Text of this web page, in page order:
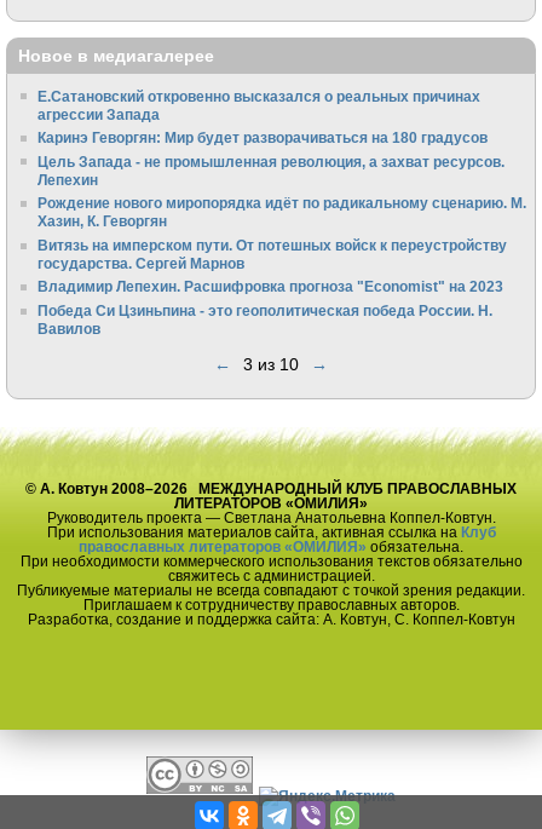
Новое в медиагалерее
Е.Сатановский откровенно высказался о реальных причинах
агрессии Запада
Каринэ Геворгян: Мир будет разворачиваться на 180 градусов
Цель Запада - не промышленная революция, а захват ресурсов.
Лепехин
Рождение нового миропорядка идёт по радикальному сценарию. М.
Хазин, К. Геворгян
Витязь на имперском пути. От потешных войск к переустройству
государства. Сергей Марнов
Владимир Лепехин. Расшифровка прогноза "Economist" на 2023
Победа Си Цзиньпина - это геополитическая победа России. Н.
Вавилов
← 3 из 10 →
© А. Ковтун 2008–2026 МЕЖДУНАРОДНЫЙ КЛУБ ПРАВОСЛАВНЫХ
ЛИТЕРАТОРОВ «ОМИЛИЯ»
Руководитель проекта — Светлана Анатольевна Коппел-Ковтун.
При использования материалов сайта, активная ссылка на Клуб
православных литераторов «ОМИЛИЯ» обязательна.
При необходимости коммерческого использования текстов обязательно
свяжитесь с администрацией.
Публикуемые материалы не всегда совпадают с точкой зрения редакции.
Приглашаем к сотрудничеству православных авторов.
Разработка, создание и поддержка сайта: А. Ковтун, С. Коппел-Ковтун